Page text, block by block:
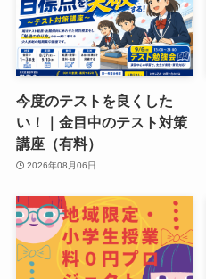
今度のテストを良くした
い！｜金目中のテスト対策
講座（有料）
2026年08月06日